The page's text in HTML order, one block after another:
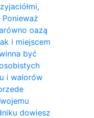
oazą
i miejscem
być
i walorów
dowiesz